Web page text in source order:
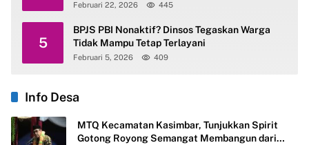
Februari 22, 2026 445
5
BPJS PBI Nonaktif? Dinsos Tegaskan Warga
Tidak Mampu Tetap Terlayani
Februari 5, 2026 409
Info Desa
MTQ Kecamatan Kasimbar, Tunjukkan Spirit
Gotong Royong Semangat Membangun dari